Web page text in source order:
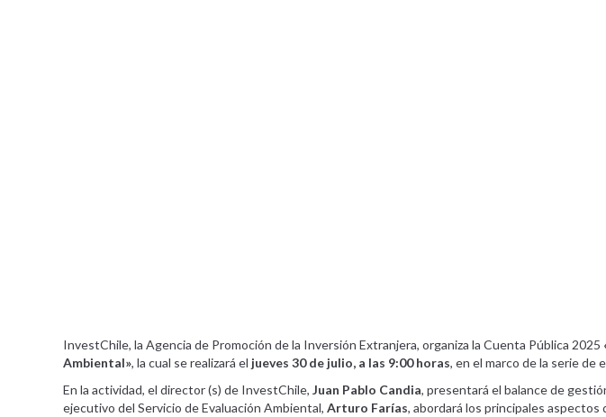
InvestChile, la Agencia de Promoción de la Inversión Extranjera, organiza la Cuenta Pública 2025
Ambiental», la cual se realizará el jueves 30 de julio, a las 9:00 horas, en el marco de la serie de
En la actividad, el director (s) de InvestChile, Juan Pablo Candia, presentará el balance de
ejecutivo del Servicio de Evaluación Ambiental, Arturo Farías, abordará los principales aspectos